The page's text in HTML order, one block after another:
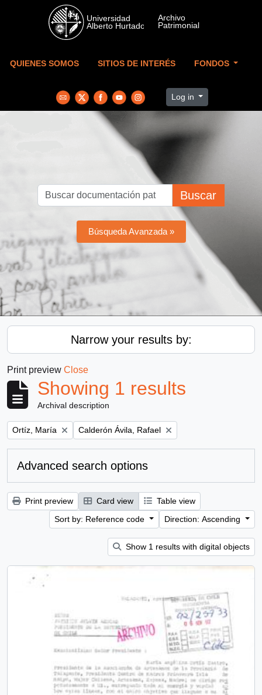
Skip to main content
QUIENES SOMOS SITIOS DE INTERÉS FONDOS
Log in
Buscar
Búsqueda Avanzada »
Narrow your results by:
Print preview Close
Showing 1 results
Archival description
Remove filter:
Ortíz, María Remove filter:
Calderón Ávila, Rafael
Advanced search options
Print preview Card view
Table view
Sort by: Reference code
Direction: Ascending
Show 1 results with digital objects